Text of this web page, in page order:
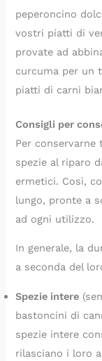
peperoncino
vostri piatti di
provate ad
curcuma per un
piatti di carni
Consigli per
Per
spezie al riparo
ermetici. Così,
lungo, pronte a
ad ogni utilizzo.
In generale, la
a seconda del
Spezie intere
bastoncini di
spezie intere
rilasciano i loro